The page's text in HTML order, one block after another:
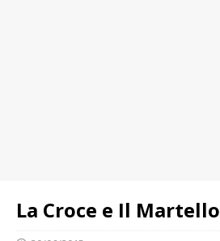
La Croce e Il Martello